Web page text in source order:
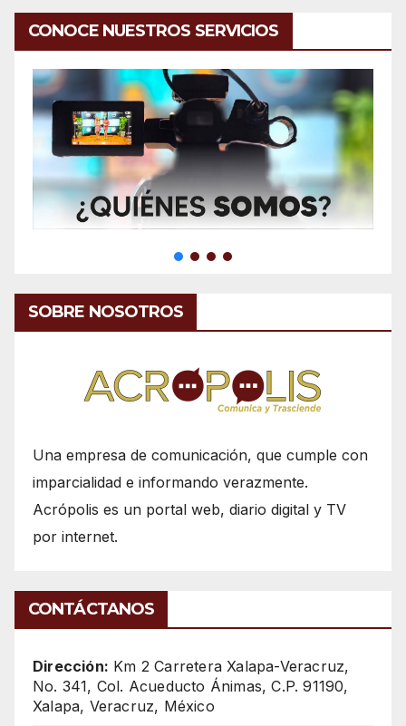
CONOCE NUESTROS SERVICIOS
SOBRE NOSOTROS
Una empresa de comunicación, que cumple con
imparcialidad e informando verazmente.
Acrópolis es un portal web, diario digital y TV
por internet.
CONTÁCTANOS
Dirección: Km 2 Carretera Xalapa-Veracruz,
No. 341, Col. Acueducto Ánimas, C.P. 91190,
Xalapa, Veracruz, México